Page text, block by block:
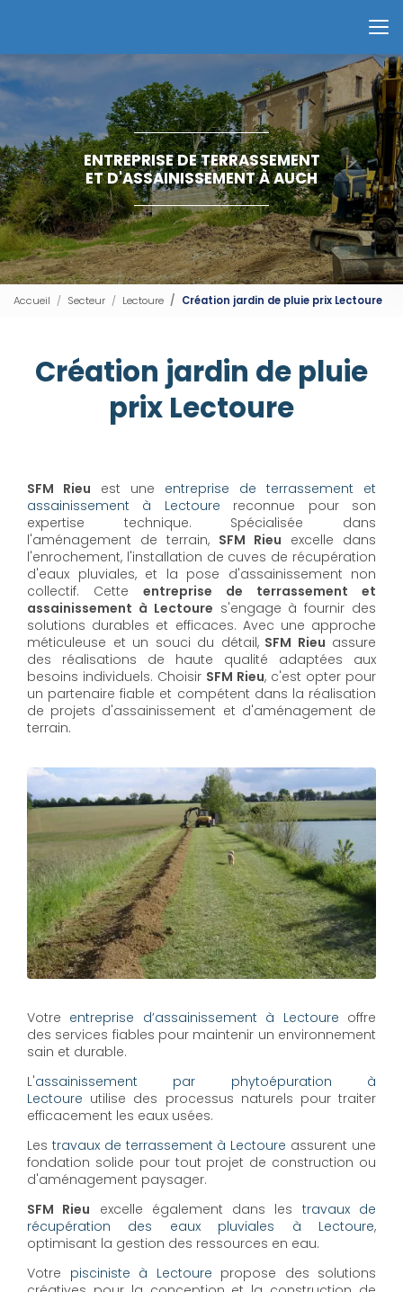
principal
ENTREPRISE DE TERRASSEMENT
ET D'ASSAINISSEMENT À AUCH
Accueil Secteur Lectoure Création jardin de pluie prix Lectoure
Création jardin de pluie
prix Lectoure
SFM Rieu est une entreprise de terrassement et
assainissement à Lectoure reconnue pour son
expertise technique. Spécialisée dans
l'aménagement de terrain, SFM Rieu excelle dans
l'enrochement, l'installation de cuves de récupération
d'eaux pluviales, et la pose d'assainissement non
collectif. Cette entreprise de terrassement et
assainissement à Lectoure s'engage à fournir des
solutions durables et efficaces. Avec une approche
méticuleuse et un souci du détail,SFM Rieu assure
des réalisations de haute qualité adaptées aux
besoins individuels. Choisir SFM Rieu, c'est opter pour
un partenaire fiable et compétent dans la réalisation
de projets d'assainissement et d'aménagement de
terrain.
Votre entreprise d’assainissement à Lectoure offre
des services fiables pour maintenir un environnement
sain et durable.
L'assainissement par phytoépuration à
Lectoure utilise des processus naturels pour traiter
efficacement les eaux usées.
Les travaux de terrassement à Lectoure assurent une
fondation solide pour tout projet de construction ou
d'aménagement paysager.
SFM Rieu excelle également dans les travaux de
récupération des eaux pluviales à Lectoure,
optimisant la gestion des ressources en eau.
Votre pisciniste à Lectoure propose des solutions